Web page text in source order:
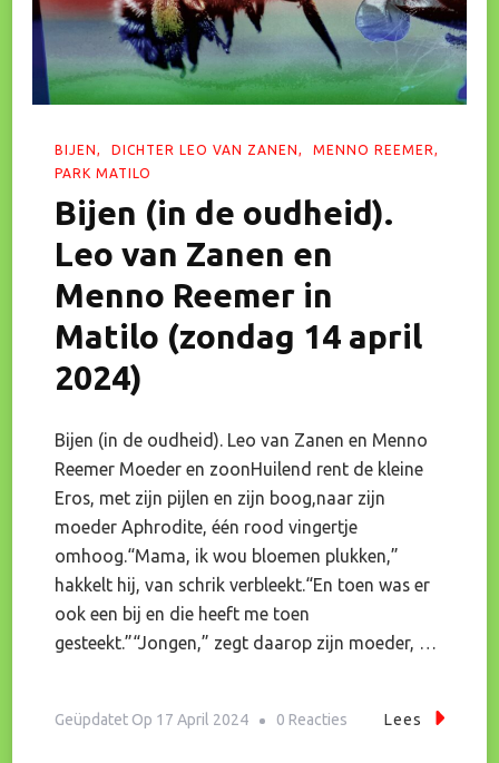
BIJEN DICHTER LEO VAN ZANEN
MENNO REEMER
PARK MATILO
Bijen (in de oudheid).
Leo van Zanen en
Menno Reemer in
Matilo (zondag 14 april
2024)
Bijen (in de oudheid). Leo van Zanen en Menno
Reemer Moeder en zoonHuilend rent de kleine
Eros, met zijn pijlen en zijn boog,naar zijn
moeder Aphrodite, één rood vingertje
omhoog.“Mama, ik wou bloemen plukken,”
hakkelt hij, van schrik verbleekt.“En toen was er
ook een bij en die heeft me toen
gesteekt.”“Jongen,” zegt daarop zijn moeder, …
Geüpdatet Op 17 April 2024 0 Reacties Lees